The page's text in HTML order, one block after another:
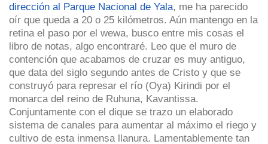
dirección al Parque Nacional de Yala, me ha parecido
oír que queda a 20 o 25 kilómetros. Aún mantengo en la
retina el paso por el wewa, busco entre mis cosas el
libro de notas, algo encontraré. Leo que el muro de
contención que acabamos de cruzar es muy antiguo,
que data del siglo segundo antes de Cristo y que se
construyó para represar el río (Oya) Kirindi por el
monarca del reino de Ruhuna, Kavantissa.
Conjuntamente con el dique se trazo un elaborado
sistema de canales para aumentar al máximo el riego y
cultivo de esta inmensa llanura. Lamentablemente tan